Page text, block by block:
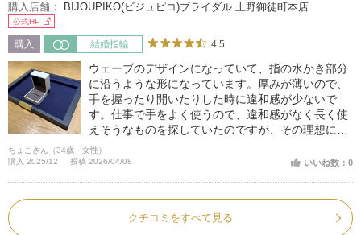
購入店舗： BIJOUPIKO(ビジュピコ)ブライダル 上野御徒町本店
公式HP
購入 結婚指輪 4.5
ウェーブのデザインになっていて、指の水かき部分
に沿うような形になっています。厚みが薄いので、
手を握ったり開いたりした時に違和感が少ないで
す。仕事で手をよく使うので、違和感がなく長く使
えそうなものを探していたのですが、その理想にぴ
ったりでした。
ちょこさん（34歳・女性）
購入 2025/12
投稿 2026/04/08 いいね数：0
クチコミをすべて見る